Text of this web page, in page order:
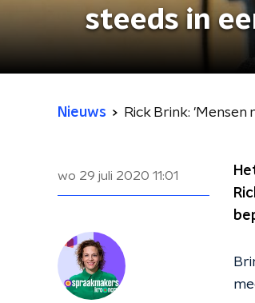
steeds in
Nieuws Rick Brink:
wo 29 juli 2020 11:01